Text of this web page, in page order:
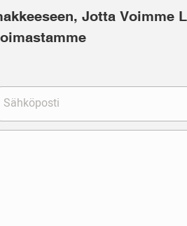
Jotta Voimme
Sähköposti